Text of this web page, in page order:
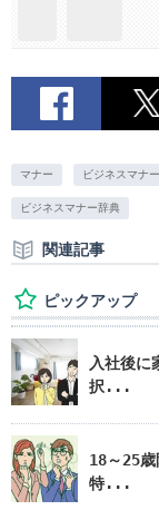
マナー ビジネスマナー
ビジネスマナー辞典
関連記事
ピックアップ
入社後に
択...
18～25
特...